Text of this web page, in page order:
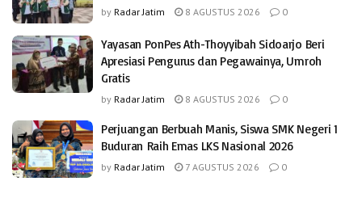
by Radar Jatim 8 AGUSTUS 2026 0
Yayasan PonPes Ath-Thoyyibah Sidoarjo Beri
Apresiasi Pengurus dan Pegawainya, Umroh
Gratis
by Radar Jatim 8 AGUSTUS 2026 0
Perjuangan Berbuah Manis, Siswa SMK Negeri 1
Buduran Raih Emas LKS Nasional 2026
by Radar Jatim 7 AGUSTUS 2026 0